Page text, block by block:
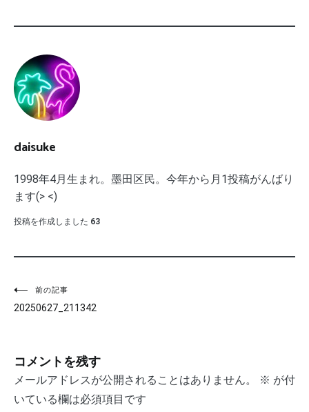
daisuke
1998年4月生まれ。墨田区民。今年から月1投稿がんばり
ます(> <)
投稿を作成しました 63
投
稿
ビ
ゲ
前の記事
20250627_211342
コメントを残す
メールアドレスが公開されることはありません。 ※ が付
いている欄は必須項目です